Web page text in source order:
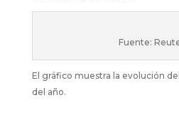
Fuente:
El gráfico muestra la evolución
del año.